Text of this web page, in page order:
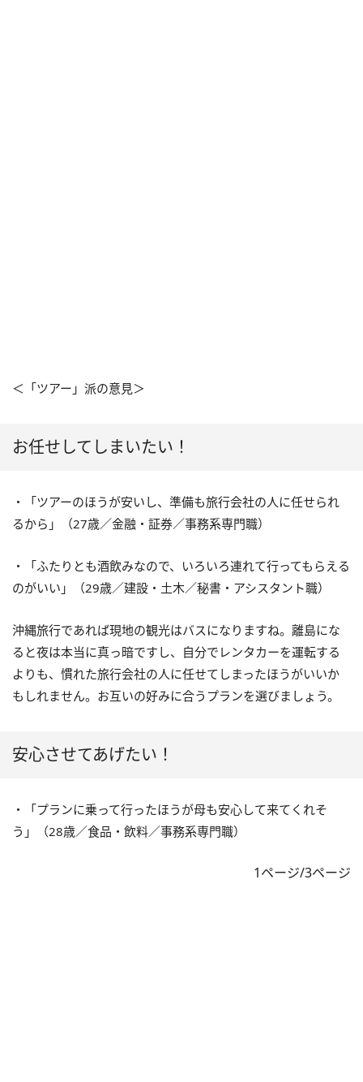
＜「ツアー」派の意見＞
お任せしてしまいたい！
・「ツアーのほうが安いし、準備も旅行会社の人に任せられ
るから」（27歳／金融・証券／事務系専門職）
・「ふたりとも酒飲みなので、いろいろ連れて行ってもらえる
のがいい」（29歳／建設・土木／秘書・アシスタント職）
沖縄旅行であれば現地の観光はバスになりますね。離島にな
ると夜は本当に真っ暗ですし、自分でレンタカーを運転する
よりも、慣れた旅行会社の人に任せてしまったほうがいいか
もしれません。お互いの好みに合うプランを選びましょう。
安心させてあげたい！
・「プランに乗って行ったほうが母も安心して来てくれそ
う」（28歳／食品・飲料／事務系専門職）
1ページ/3ページ